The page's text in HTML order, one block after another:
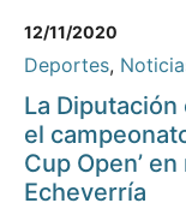
12/11/2020
Deportes,
La
el
Cup Open’
Echeverría